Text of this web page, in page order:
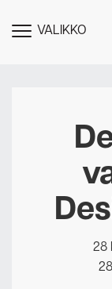
NÄYTÄVALIKKO
Design
28